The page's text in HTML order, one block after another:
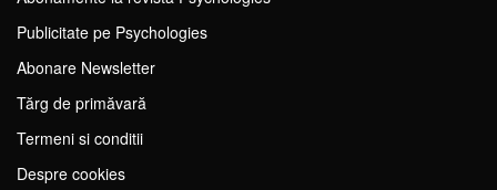
Publicitate pe Psychologies
Abonare Newsletter
Tărg de primăvară
Termeni si conditii
Despre cookies